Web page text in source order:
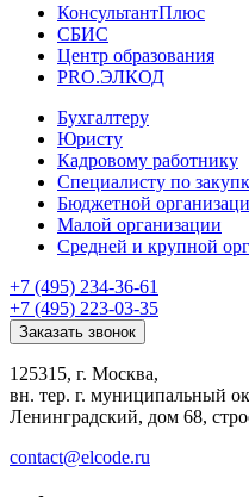
КонсультантПлюс
СБИС
Центр образования
PRO.ЭЛКОД
Бухгалтеру
Юристу
Кадровому работнику
Специалисту по
Бюджетной
Малой организации
Средней и крупной
+7 (495) 234-36-61
+7 (495) 223-03-35
Заказать звонок
125315, г. Москва,
вн. тер. г. муниципальный
Ленинградский, дом 68,
contact@elcode.ru